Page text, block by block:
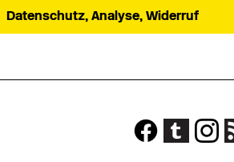
Datenschutz, Analyse, Widerruf